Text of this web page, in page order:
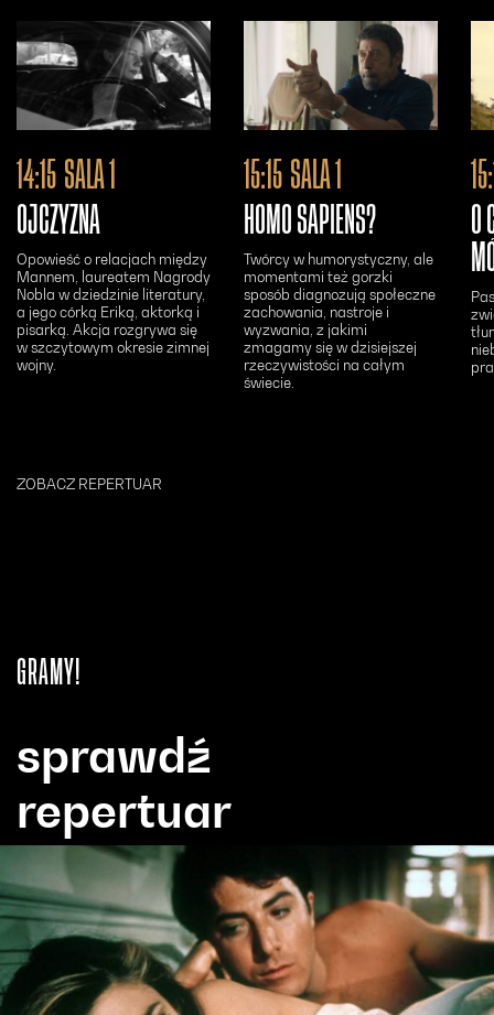
14:15 SALA 1
OJCZYZNA
Opowieść o relacjach między
Mannem, laureatem Nagrody
Nobla w dziedzinie literatury,
a jego córką Eriką, aktorką i
pisarką. Akcja rozgrywa się
w szczytowym okresie zimnej
wojny.
15:15 SALA 1 Otwiera się w
HOMO SAPIENS?
Twórcy w humorystyczny, ale
momentami też gorzki
sposób diagnozują społeczne
zachowania, nastroje i
wyzwania, z jakimi
zmagamy się w dzisiejszej
rzeczywistości na całym
świecie.
ZOBACZ REPERTUAR
GRAMY!
sprawdź
repertuar